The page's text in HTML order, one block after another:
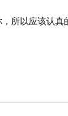
所以应该认真